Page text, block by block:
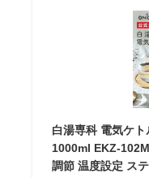
白湯専科 電気ケ
1000ml EKZ-
調節 温度設定 ス